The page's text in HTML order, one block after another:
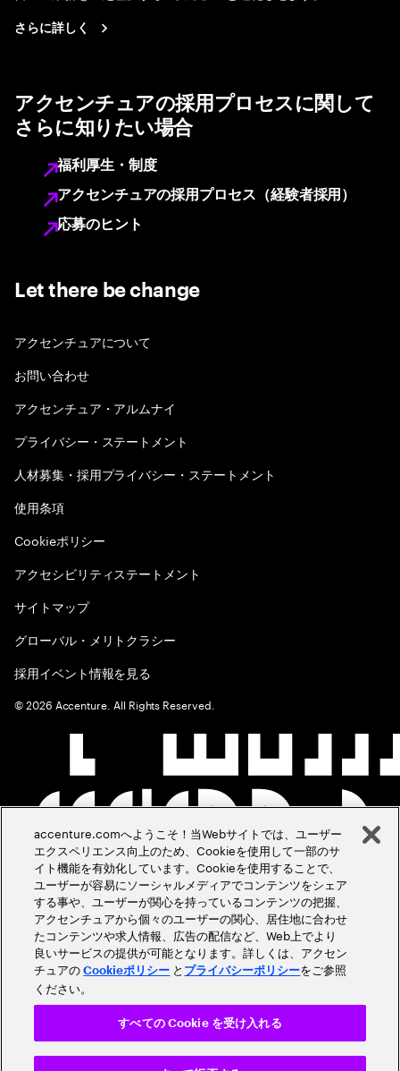
さらに詳しく
アクセンチュアの採用プロセスに関して
さらに知りたい場合
福利厚生・制度
アクセンチュアの採用プロセス（経験者採用）
応募のヒント
Let there be change
アクセンチュアについて
お問い合わせ
アクセンチュア・アルムナイ
プライバシー・ステートメント
人材募集・採用プライバシー・ステートメント
使用条項
Cookieポリシー
アクセシビリティステートメント
サイトマップ
グローバル・メリトクラシー
採用イベント情報を見る
©2026 Accenture. All Rights Reserved.
accenture.comへようこそ！当Webサイトでは、ユーザー
エクスペリエンス向上のため、Cookieを使用して一部のサ
イト機能を有効化しています。Cookieを使用することで、
ユーザーが容易にソーシャルメディアでコンテンツをシェア
する事や、ユーザーが関心を持っているコンテンツの把握、
アクセンチュアから個々のユーザーの関心、居住地に合わせ
たコンテンツや求人情報、広告の配信など、Web上でより
良いサービスの提供が可能となります。詳しくは、アクセン
チュアのCookieポリシー と プライバシーポリシーをご参照
ください。
すべての Cookie を受け入れる